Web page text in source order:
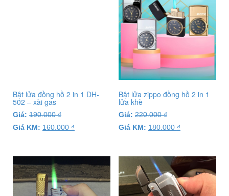
Bật lửa đồng hồ 2 in 1 DH-
502 – xài gas
Giá: 190.000₫
Giá KM: 160.000 ₫
Bật lửa zippo đồng hồ 2 in 1
lửa khè
Giá: 220.000₫
Giá KM: 180.000 ₫